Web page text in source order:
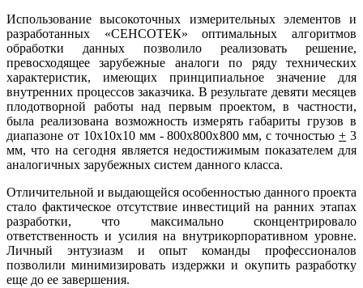
Использование высокоточных измерительных элементов и
разработанных «СЕНСОТЕК» оптимальных алгоритмов
обработки данных позволило реализовать решение,
превосходящее зарубежные аналоги по ряду технических
характеристик, имеющих принципиальное значение для
внутренних процессов заказчика. В результате девяти месяцев
плодотворной работы над первым проектом, в частности,
была реализована возможность измерять габариты грузов в
диапазоне от 10х10х10 мм - 800х800х800 мм, с точностью+ 3
мм, что на сегодня является недостижимым показателем для
аналогичных зарубежных систем данного класса.
Отличительной и выдающейся особенностью данного проекта
стало фактическое отсутствие инвестиций на ранних этапах
разработки, что максимально сконцентрировало
ответственность и усилия на внутрикорпоративном уровне.
Личный энтузиазм и опыт команды профессионалов
позволили минимизировать издержки и окупить разработку
еще до ее завершения.